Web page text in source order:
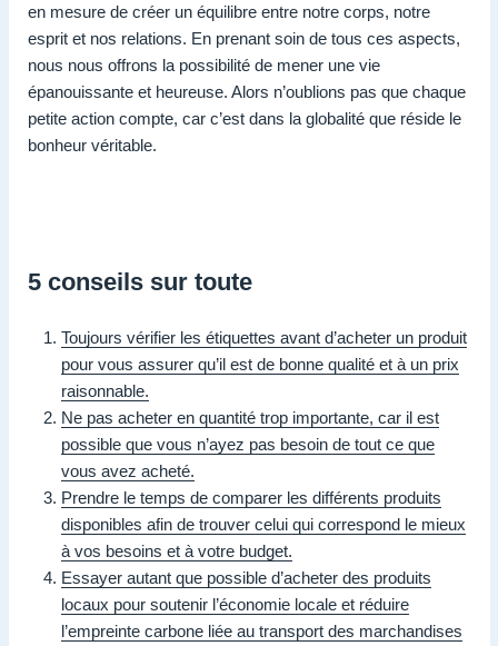
en mesure de créer un équilibre entre notre corps, notre
esprit et nos relations. En prenant soin de tous ces aspects,
nous nous offrons la possibilité de mener une vie
épanouissante et heureuse. Alors n’oublions pas que chaque
petite action compte, car c’est dans la globalité que réside le
bonheur véritable.
5 conseils sur toute
Toujours vérifier les étiquettes avant d’acheter un produit
pour vous assurer qu’il est de bonne qualité et à un prix
raisonnable.
Ne pas acheter en quantité trop importante, car il est
possible que vous n’ayez pas besoin de tout ce que
vous avez acheté.
Prendre le temps de comparer les différents produits
disponibles afin de trouver celui qui correspond le mieux
à vos besoins et à votre budget.
Essayer autant que possible d’acheter des produits
locaux pour soutenir l’économie locale et réduire
l’empreinte carbone liée au transport des marchandises